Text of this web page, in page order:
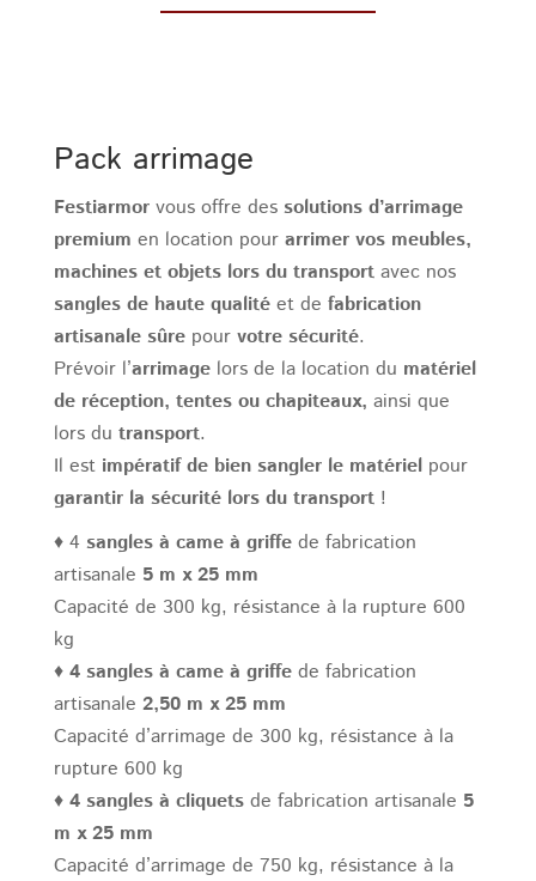
Pack arrimage
Festiarmorvous offre des solutions d’arrimage
premium en location pour arrimer vos meubles,
machines et objets lors du transportavec nos
sangles de haute qualitéet de fabrication
artisanale sûrepour votre sécurité.
Prévoir l’arrimagelors de la location du matériel
de réception, tentes ou chapiteaux, ainsi que
lors du transport.
Il est impératif de bien sangler le matérielpour
garantir la sécurité lors du transport!
♦ 4 sangles à came à griffede fabrication
artisanale 5 m x 25 mm
Capacité de 300 kg, résistance à la rupture 600
kg
♦ 4 sangles à came à griffede fabrication
artisanale 2,50 m x 25 mm
Capacité d’arrimage de 300 kg, résistance à la
rupture 600 kg
♦ 4 sangles à cliquetsde fabrication artisanale 5
m x 25 mm
Capacité d’arrimage de 750 kg, résistance à la